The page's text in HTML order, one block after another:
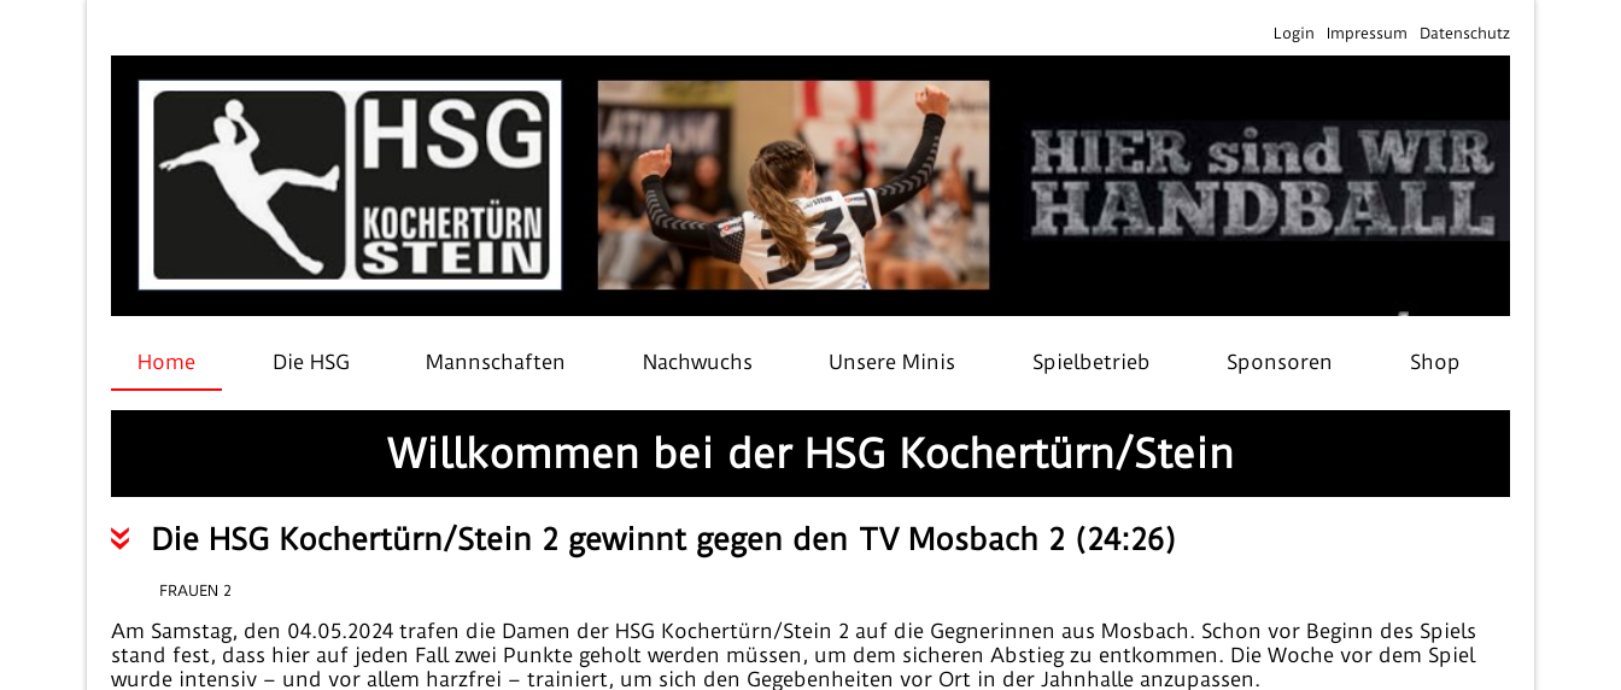
Login Impressum Datenschutz
Home Die HSG Mannschaften Nachwuchs Unsere Minis Spielbetrieb Sponsoren Shop
Willkommen bei der HSG Kochertürn/Stein
Die HSG Kochertürn/Stein 2 gewinnt gegen den TV Mosbach 2 (24:26)
FRAUEN 2
Am Samstag, den 04.05.2024 trafen die Damen der HSG Kochertürn/Stein 2 auf die Gegnerinnen aus Mosbach. Schon vor Beginn des Spiels
stand fest, dass hier auf jeden Fall zwei Punkte geholt werden müssen, um dem sicheren Abstieg zu entkommen. Die Woche vor dem Spiel
wurde intensiv – und vor allem harzfrei – trainiert, um sich den Gegebenheiten vor Ort in der Jahnhalle anzupassen.